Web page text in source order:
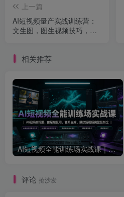
上一篇
AI短视频量产实战训练营：
文生图，图生视频技巧，多
相关推荐
AI短视频全能训练场实战课｜AI视频换背景、首尾帧复用、音频生成、爆款短视频完整复刻全套实操教学
评论 抢沙发